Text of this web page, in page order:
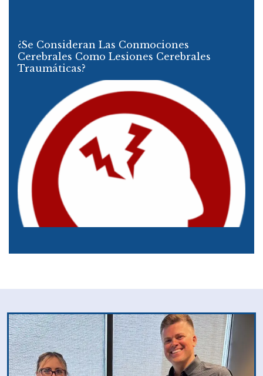
¿Se Consideran Las Conmociones
Cerebrales Como Lesiones Cerebrales
Traumáticas?